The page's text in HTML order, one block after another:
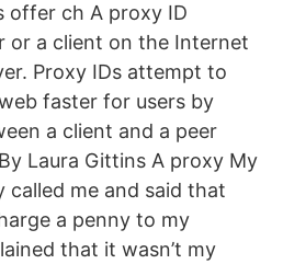
offer ch A proxy ID
or a client on the Internet
Proxy IDs attempt to
faster for users by
a client and a peer
Laura Gittins A proxy My
me and said that
a penny to my
that it wasn’t my